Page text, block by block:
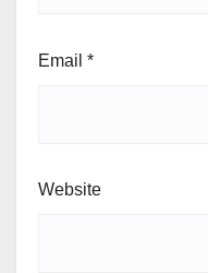
Email *
Website